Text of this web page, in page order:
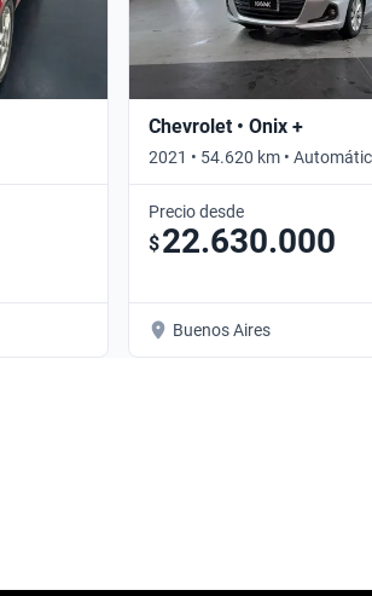
Chevrolet • Onix +
2021 • 54.620 km •
Precio desde
$22.630.000
Buenos Aires